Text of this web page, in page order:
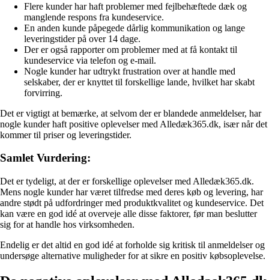
Flere kunder har haft problemer med fejlbehæftede dæk og
manglende respons fra kundeservice.
En anden kunde påpegede dårlig kommunikation og lange
leveringstider på over 14 dage.
Der er også rapporter om problemer med at få kontakt til
kundeservice via telefon og e-mail.
Nogle kunder har udtrykt frustration over at handle med
selskaber, der er knyttet til forskellige lande, hvilket har skabt
forvirring.
Det er vigtigt at bemærke, at selvom der er blandede anmeldelser, har
nogle kunder haft positive oplevelser med Alledæk365.dk, især når det
kommer til priser og leveringstider.
Samlet Vurdering:
Det er tydeligt, at der er forskellige oplevelser med Alledæk365.dk.
Mens nogle kunder har været tilfredse med deres køb og levering, har
andre stødt på udfordringer med produktkvalitet og kundeservice. Det
kan være en god idé at overveje alle disse faktorer, før man beslutter
sig for at handle hos virksomheden.
Endelig er det altid en god idé at forholde sig kritisk til anmeldelser og
undersøge alternative muligheder for at sikre en positiv købsoplevelse.